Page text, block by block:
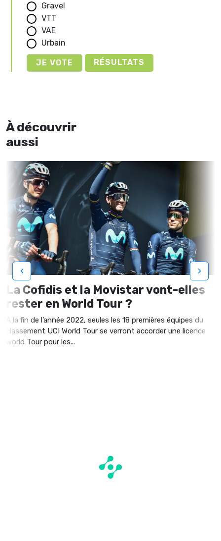
Gravel
VTT
VAE
Urbain
RÉSULTATS
À découvrir
aussi
La Cofidis et la Movistar vont-elles
rester en World Tour ?
À la fin de l’année 2022, seules les 18 premières équipes du
classement UCI World Tour se verront accorder une licence
world Tour pour les...
‹ ›